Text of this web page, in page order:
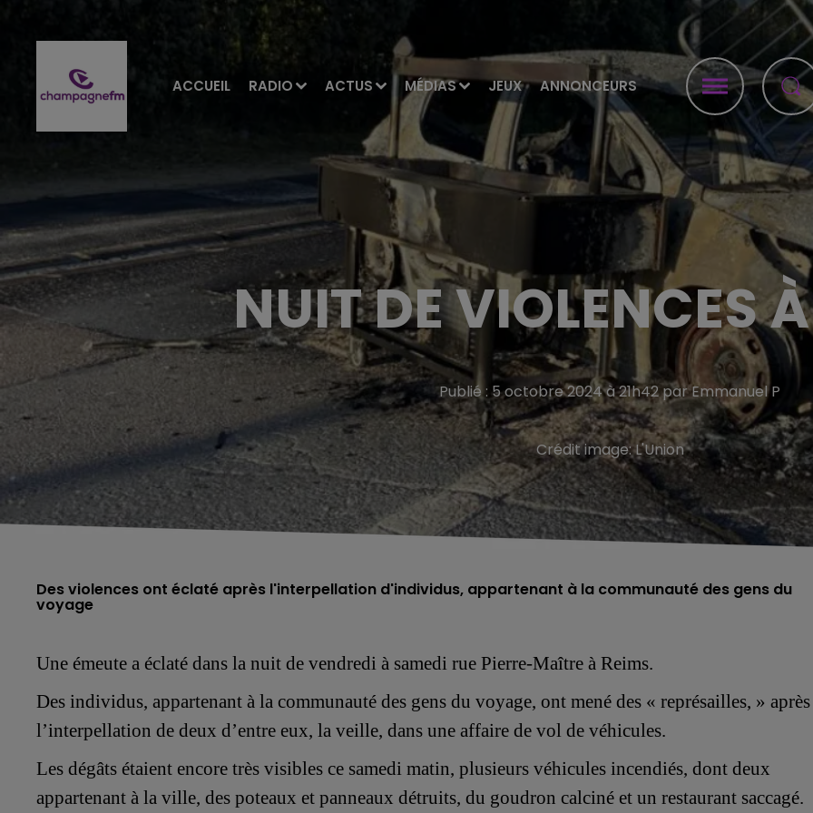
ACCUEIL RADIO ACTUS MÉDIAS JEUX ANNONCEURS
NUIT DE VIOLENCES
Publié : 5 octobre 2024 à 21h42 par Emmanuel P
Crédit image:L'Union
Des violences ont éclaté après l'interpellation d'individus, appartenant à la communauté des gens du
voyage
Une émeute a éclaté dans la nuit de vendredi à samedi rue Pierre-Maître à Reims.
Des individus, appartenant à la communauté des gens du voyage, ont mené des « représailles, » après
l’interpellation de deux d’entre eux, la veille, dans une affaire de vol de véhicules.
Les dégâts étaient encore très visibles ce samedi matin, plusieurs véhicules incendiés, dont deux
appartenant à la ville, des poteaux et panneaux détruits, du goudron calciné et un restaurant saccagé.